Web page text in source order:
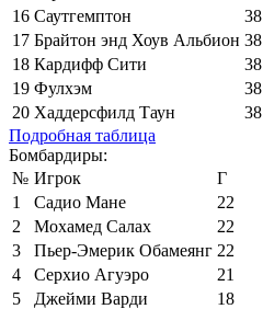
16 Саутгемптон 38
17 Брайтон энд Хоув Альбион 38
18 Кардифф Сити 38
19 Фулхэм 38
20 Хаддерсфилд Таун 38
Подробная таблица
Бомбардиры:
№ Игрок
Г
1
Садио Мане
22
2
Мохамед Салах
22
3
Пьер-Эмерик Обамеянг 22
4
Серхио Агуэро
21
5
Джейми Варди
18